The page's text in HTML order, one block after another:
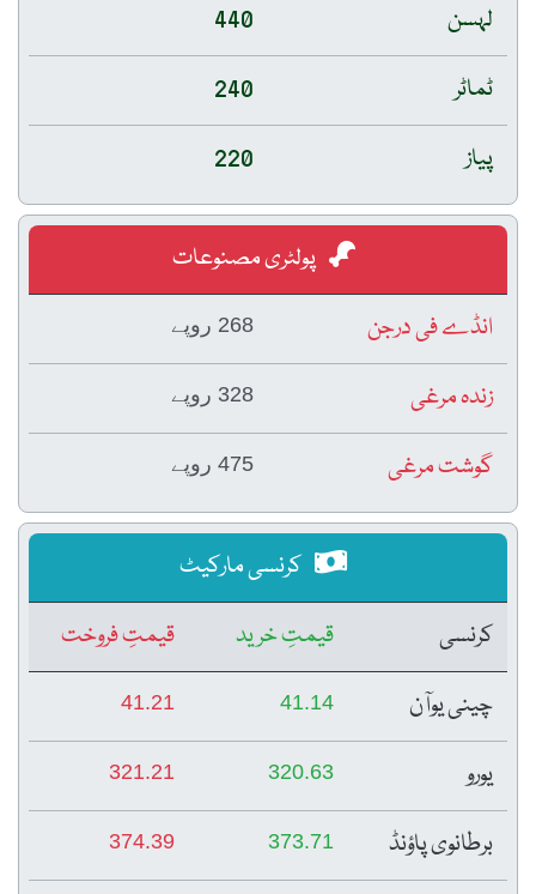
لہسن
440
ٹماٹر
240
پیاز
220
پولٹری مصنوعات
انڈے فی درجن
268 روپے
زندہ مرغی 328 روپے
گوشت مرغی 475 روپے
کرنسی مارکیٹ
کرنسی
قیمتِ خرید
قیمتِ فروخت
چینی یوآن
41.14
41.21
یورو 320.63
321.21
برطانوی پاؤنڈ 373.71
374.39